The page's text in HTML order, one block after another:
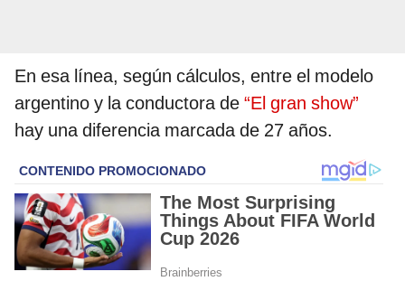
En esa línea, según cálculos, entre el modelo
argentino y la conductora de “El gran show”
hay una diferencia marcada de 27 años.